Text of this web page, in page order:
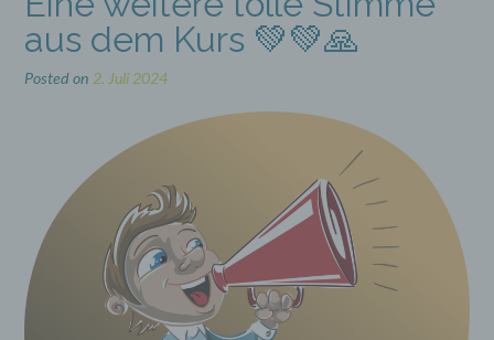
aus dem Kurs 💚💚🙏
Posted on 2. Juli 2024